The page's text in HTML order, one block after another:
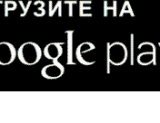
является